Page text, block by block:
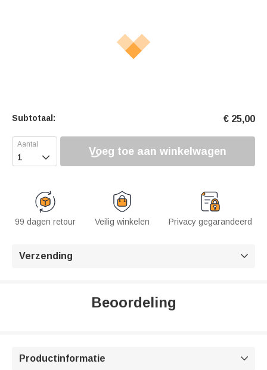
Subtotaal: € 25,00
 Voeg toe aan winkelwagen
99 dagen retour Veilig winkelen Privacy gegarandeerd
Verzending 
Beoordeling
Productinformatie 